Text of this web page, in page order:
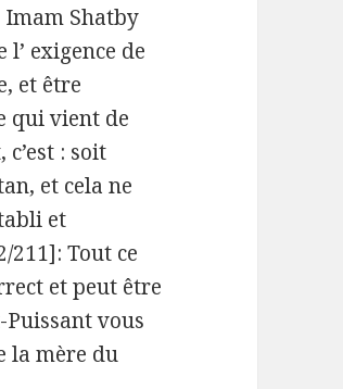
Imam Shatby
exigence de
et être
qui vient de
: soit
et cela ne
et
211]: Tout ce
et peut être
vous
la mère du